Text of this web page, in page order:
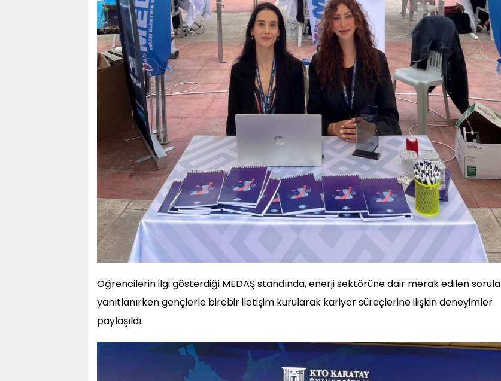
Öğrencilerin ilgi gösterdiği MEDAŞ standında, enerji sektörüne dair merak edilen
yanıtlanırken gençlerle birebir iletişim kurularak kariyer süreçlerine ilişkin deneyimler
paylaşıldı.